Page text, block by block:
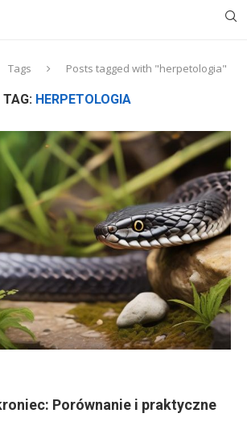
Tags Posts tagged with "herpetologia"
TAG: HERPETOLOGIA
Porównanie i praktyczne